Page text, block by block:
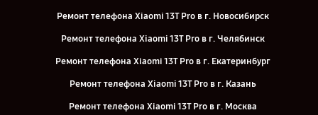
Ремонт телефона Xiaomi 13T Pro в г. Новосибирск
Ремонт телефона Xiaomi 13T Pro в г. Челябинск
Ремонт телефона Xiaomi 13T Pro в г. Екатеринбург
Ремонт телефона Xiaomi 13T Pro в г. Казань
Ремонт телефона Xiaomi 13T Pro в г. Москва